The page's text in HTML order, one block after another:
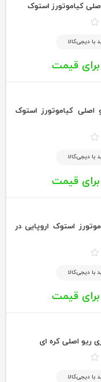
کیاموتورز استوک
با دیجی‌کالا
قیمت
کیاموتورز استوک
با دیجی‌کالا
قیمت
استوک اروپایی در
با دیجی‌کالا
قیمت
ریو اصلی کره ای
با دیجی‌کالا